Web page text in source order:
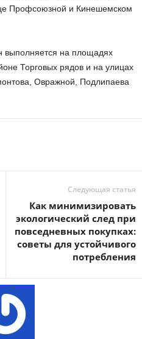
Профсоюзной и Кинешемском
выполняется на площадях
Торговых рядов и на улицах
Овражной, Подлипаева
Следующая статья
Как минимизировать
экологический след при
повседневных покупках:
советы для устойчивого
потребления